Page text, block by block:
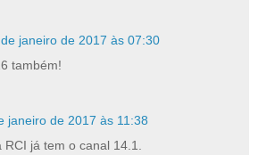
janeiro de 2017 às 07:30
também!
janeiro de 2017 às 11:38
já tem o canal 14.1.